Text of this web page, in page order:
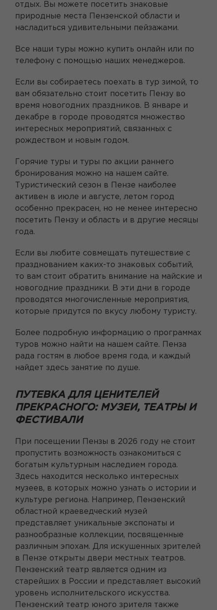
отдых. Вы можете посетить знаковые
природные места Пензенской области и
насладиться удивительными пейзажами.
Все наши туры можно купить онлайн или по
телефону с помощью наших менеджеров.
Если вы собираетесь поехать в тур зимой, то
вам обязательно стоит посетить Пензу во
время новогодних праздников. В январе и
декабре в городе проводятся множество
интересных мероприятий, связанных с
рождеством и новым годом.
Горячие туры и туры по акции раннего
бронирования можно на нашем сайте.
Туристический сезон в Пензе наиболее
активен в июле и августе, летом город
особенно прекрасен, но не менее интересно
посетить Пензу и область и в другие месяцы
года.
Если вы любите совмещать путешествие с
празднованием каких-то знаковых событий,
то вам стоит обратить внимание на майские и
новогодние праздники. В эти дни в городе
проводятся многочисленные мероприятия,
которые придутся по вкусу любому туристу.
Более подробную информацию о программах
туров можно найти на нашем сайте. Пенза
рада гостям в любое время года, и каждый
найдет здесь занятие по душе.
ПУТЕВКА ДЛЯ ЦЕНИТЕЛЕЙ
ПРЕКРАСНОГО: МУЗЕИ, ТЕАТРЫ И
ФЕСТИВАЛИ
При посещении Пензы в 2026 году не стоит
пропустить возможность ознакомиться с
богатым культурным наследием города.
Здесь находится несколько интересных
музеев, в которых можно узнать о истории и
культуре региона. Например, Пензенский
областной краеведческий музей
представляет уникальные экспонаты и
разнообразные коллекции, посвященные
различным эпохам. Для искушенных зрителей
в Пензе открыты двери местных театров.
Пензенский театр является одним из
старейших в России и представляет высокий
уровень исполнительского искусства.
Пензенский театр юного зрителя также